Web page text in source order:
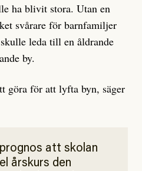
ha blivit stora. Utan en
svårare för barnfamiljer
leda till en åldrande
by.
göra för att lyfta byn, säger
att skolan
årskurs den